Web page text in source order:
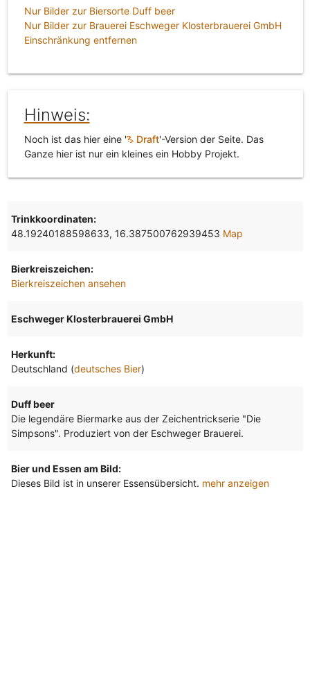
Nur Bilder zur Biersorte Duff beer
Nur Bilder zur Brauerei Eschweger Klosterbrauerei GmbH
Einschränkung entfernen
Hinweis:
Noch ist das hier eine ' Draft'-Version der Seite. Das
Ganze hier ist nur ein kleines ein Hobby Projekt.
Trinkkoordinaten:
48.19240188598633, 16.387500762939453 Map
Bierkreiszeichen:
Bierkreiszeichen ansehen
Eschweger Klosterbrauerei GmbH
Herkunft:
Deutschland (deutsches Bier)
Duff beer
Die legendäre Biermarke aus der Zeichentrickserie "Die
Simpsons". Produziert von der Eschweger Brauerei.
Bier und Essen am Bild:
Dieses Bild ist in unserer Essensübersicht. mehr anzeigen